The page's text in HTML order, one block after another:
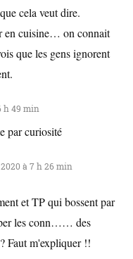
cela veut dire.
en cuisine… on connait
que les gens ignorent
h 49 min
par curiosité
à 7 h 26 min
et TP qui bossent par
les conn…… des
Faut m'expliquer !!